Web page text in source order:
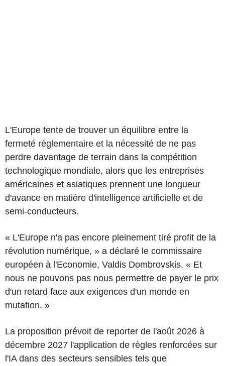
L'Europe tente de trouver un équilibre entre la
fermeté réglementaire et la nécessité de ne pas
perdre davantage de terrain dans la compétition
technologique mondiale, alors que les entreprises
américaines et asiatiques prennent une longueur
d'avance en matière d'intelligence artificielle et de
semi-conducteurs.
« L'Europe n'a pas encore pleinement tiré profit de la
révolution numérique, » a déclaré le commissaire
européen à l'Economie, Valdis Dombrovskis. « Et
nous ne pouvons pas nous permettre de payer le prix
d'un retard face aux exigences d'un monde en
mutation. »
La proposition prévoit de reporter de l'août 2026 à
décembre 2027 l'application de règles renforcées sur
l'IA dans des secteurs sensibles tels que